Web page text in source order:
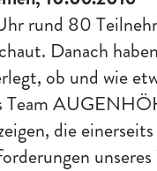
rund 80
Danach
ob und wie
Team
die